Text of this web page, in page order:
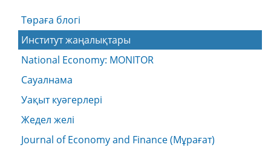
Төраға блогі
Институт жаңалықтары
National Economy: MONITOR
Сауалнама
Уақыт куәгерлері
Жедел желі
Journal of Economy and Finance (Мұрағат)